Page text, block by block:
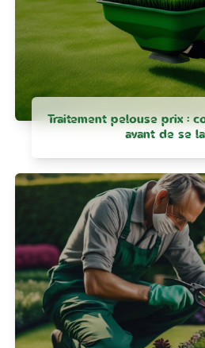
Traitement pelouse prix :
avant de se